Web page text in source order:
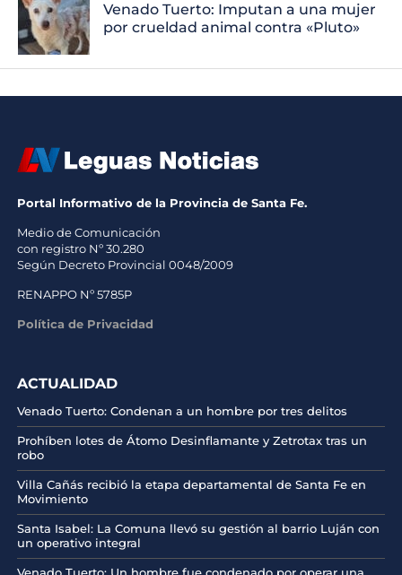
Venado Tuerto: Imputan a una mujer
por crueldad animal contra «Pluto»
Portal Informativo de la Provincia de Santa Fe.
Medio de Comunicación
con registro Nº 30.280
Según Decreto Provincial 0048/2009
RENAPPO Nº 5785P
Política de Privacidad
ACTUALIDAD
Venado Tuerto: Condenan a un hombre por tres delitos
Prohíben lotes de Átomo Desinflamante y Zetrotax tras un
robo
Villa Cañás recibió la etapa departamental de Santa Fe en
Movimiento
Santa Isabel: La Comuna llevó su gestión al barrio Luján con
un operativo integral